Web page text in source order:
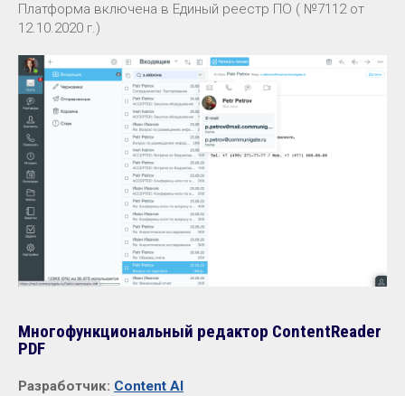
Платформа включена в Единый реестр ПО ( №7112 от
12.10.2020 г.)
Многофункциональный редактор ContentReader
PDF
Разработчик: Content AI